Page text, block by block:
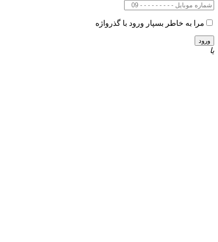
مرا به خاطر بسپار ورود با گذرواژه
یا